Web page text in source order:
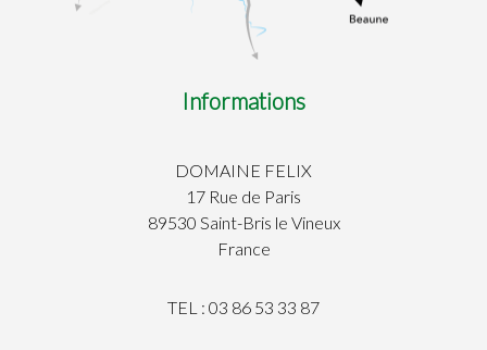
Informations
DOMAINE FELIX
17 Rue de Paris
89530 Saint-Bris le Vineux
France
TEL : 03 86 53 33 87